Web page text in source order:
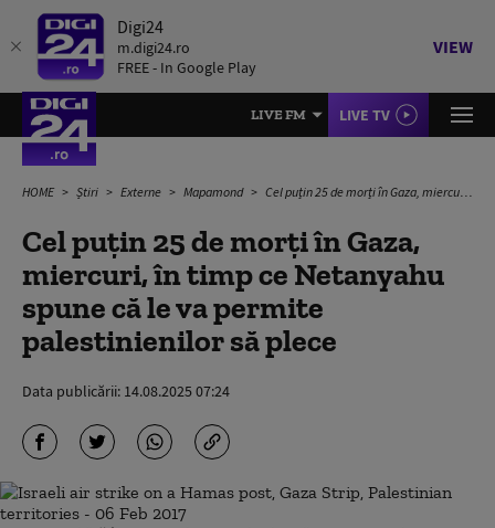
Digi24
m.digi24.ro
FREE - In Google Play
VIEW
LIVE FM LIVE TV
HOME Știri Externe Mapamond Cel puțin 25 de morți în Gaza, miercuri, în timp ce Netanyahu spune că le va permite palestinienilor să plece
Cel puțin 25 de morți în Gaza,
miercuri, în timp ce Netanyahu
spune că le va permite
palestinienilor să plece
Data publicării: 14.08.2025 07:24